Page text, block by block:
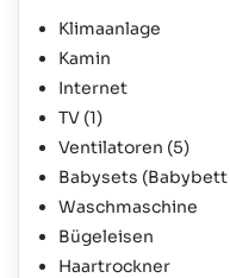
Klimaanlage
Kamin
Internet
TV (1)
Ventilatoren (5)
Babysets
Waschmaschine
Bügeleisen
Haartrockner